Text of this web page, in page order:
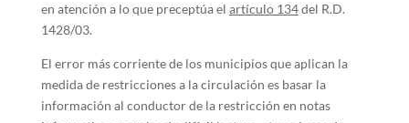
en atención a lo que preceptúa el artículo 134del R.D.
1428/03.
El error más corriente de los municipios que aplican la
medida de restricciones a la circulación es basar la
información al conductor de la restricción en notas